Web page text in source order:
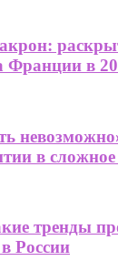
Франции в
в
тренды
России